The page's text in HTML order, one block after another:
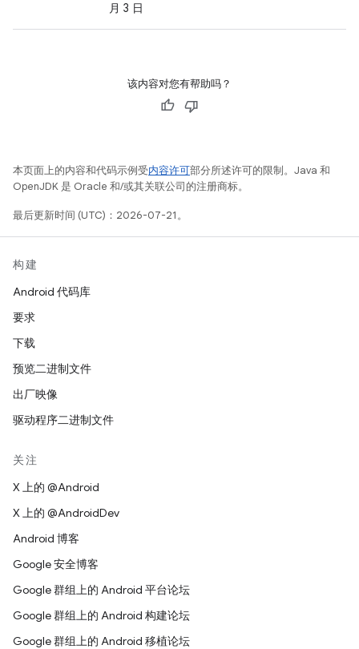
月 3 日
该内容对您有帮助吗？
本页面上的内容和代码示例受内容许可部分所述许可的限制。Java 和
OpenJDK 是 Oracle 和/或其关联公司的注册商标。
最后更新时间 (UTC)：2026-07-21。
构建
Android 代码库
要求
下载
预览二进制文件
出厂映像
驱动程序二进制文件
关注
X 上的 @Android
X 上的 @AndroidDev
Android 博客
Google 安全博客
Google 群组上的 Android 平台论坛
Google 群组上的 Android 构建论坛
Google 群组上的 Android 移植论坛